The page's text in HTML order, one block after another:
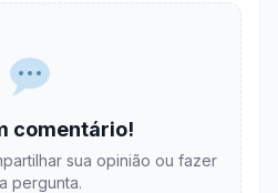
comentário!
sua opinião ou fazer
pergunta.